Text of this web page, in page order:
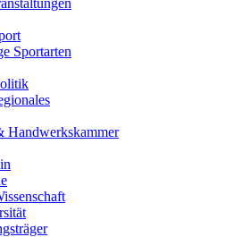
Sportarten